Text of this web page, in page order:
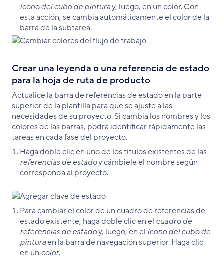
ícono del cubo de pinturay, luego, en un color. Con
esta acción, se cambia automáticamente el color de la
barra de la subtarea.
Crear una leyenda o una referencia de estado
para la hoja de ruta de producto
Actualice la barra de referencias de estado en la parte
superior de la plantilla para que se ajuste a las
necesidades de su proyecto. Si cambia los nombres y los
colores de las barras, podrá identificar rápidamente las
tareas en cada fase del proyecto.
Haga doble clic en uno de los títulos existentes de las
referencias de estadoy cámbiele el nombre según
corresponda al proyecto.
Para cambiar el color de un cuadro de referencias de
estado existente, haga doble clic en el cuadro de
referencias de estadoy, luego, en el ícono del cubo de
pinturaen la barra de navegación superior. Haga clic
en un color.